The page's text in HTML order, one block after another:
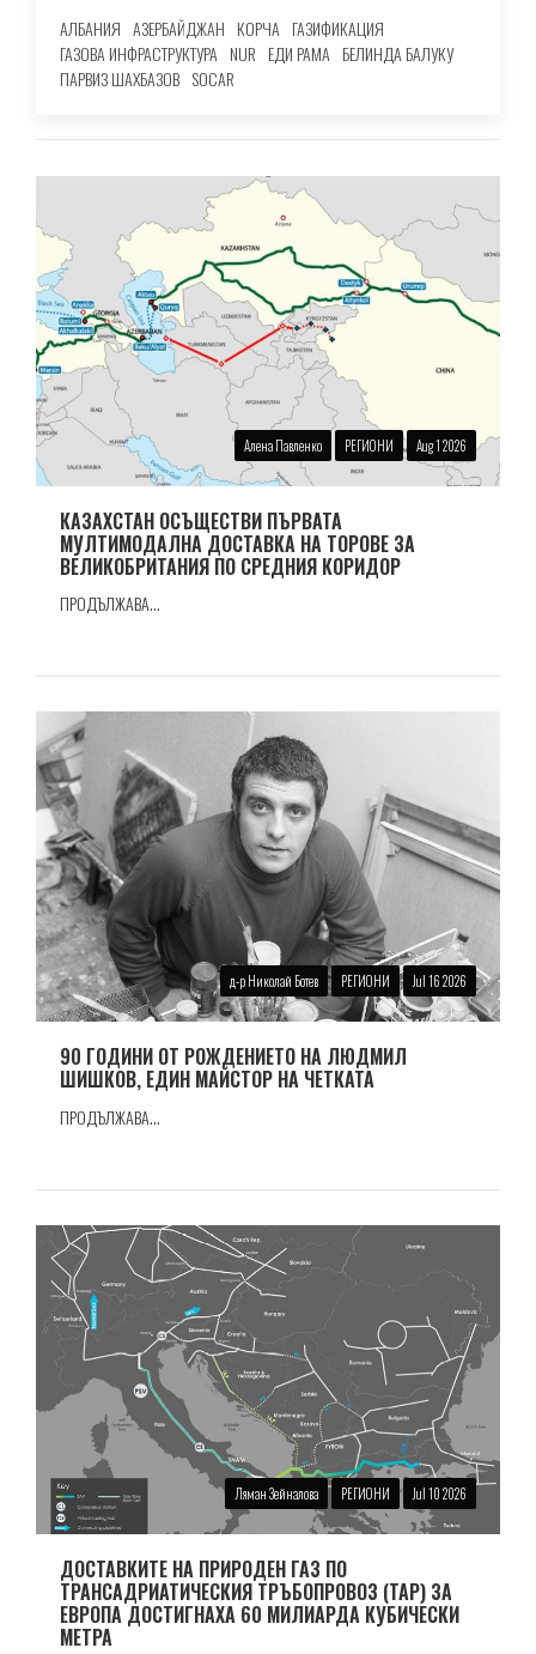
АЛБАНИЯ АЗЕРБАЙДЖАН КОРЧА ГАЗИФИКАЦИЯ
ГАЗОВА ИНФРАСТРУКТУРА NUR ЕДИ РАМА БЕЛИНДА БАЛУКУ
ПАРВИЗ ШАХБАЗОВ SOCAR
Алена Павленко РЕГИОНИ Aug 1 2026
КАЗАХСТАН ОСЪЩЕСТВИ ПЪРВАТА
МУЛТИМОДАЛНА ДОСТАВКА НА ТОРОВЕ ЗА
ВЕЛИКОБРИТАНИЯ ПО СРЕДНИЯ КОРИДОР
ПРОДЪЛЖАВА...
д-р Николай Ботев РЕГИОНИ Jul 16 2026
90 ГОДИНИ ОТ РОЖДЕНИЕТО НА ЛЮДМИЛ
ШИШКОВ, ЕДИН МАЙСТОР НА ЧЕТКАТА
ПРОДЪЛЖАВА...
Ляман Зейналова РЕГИОНИ Jul 10 2026
ДОСТАВКИТЕ НА ПРИРОДЕН ГАЗ ПО
ТРАНСАДРИАТИЧЕСКИЯ ТРЪБОПРОВОЗ (TAP) ЗА
ЕВРОПА ДОСТИГНАХА 60 МИЛИАРДА КУБИЧЕСКИ
МЕТРА